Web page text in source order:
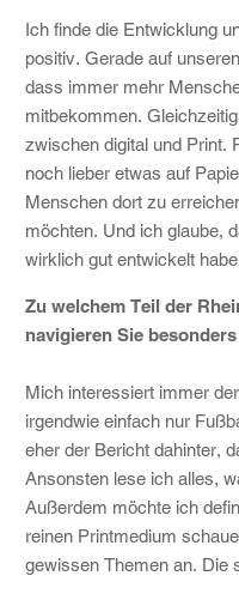
Ich finde die Entwicklung
positiv. Gerade auf
dass immer mehr
mitbekommen.
zwischen digital und Print.
noch lieber etwas auf
Menschen dort zu
möchten. Und ich glaube,
wirklich gut entwickelt
Zu welchem Teil der
navigieren Sie
Mich interessiert immer
irgendwie einfach nur
eher der Bericht dahinter,
Ansonsten lese ich alles,
Außerdem möchte ich
reinen Printmedium
gewissen Themen an. Die